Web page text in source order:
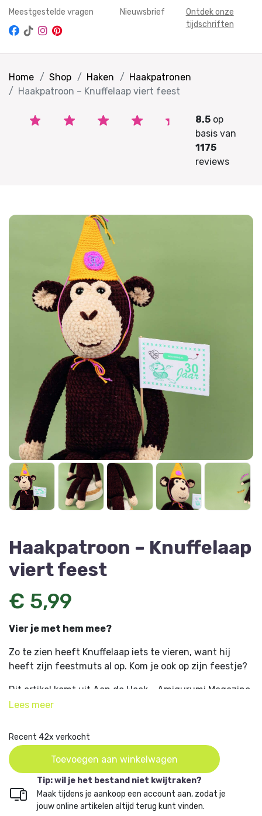
Meestgestelde vragen Nieuwsbrief
Ontdek onze
tijdschriften
Home Shop Haken
Haakpatronen
Haakpatroon – Knuffelaap viert feest
8.5op
basis van
1175
reviews
Haakpatroon – Knuffelaap
viert feest
€ 5,99
Vier je met hem mee?
Zo te zien heeft Knuffelaap iets te vieren, want hij
heeft zijn feestmuts al op. Kom je ook op zijn feestje?
Dit artikel komt uit Aan de Haak - Amigurumi Magazine
18 en is ontworpen door
Lees meer
Recent 42x verkocht
Toevoegen aan winkelwagen
Tip: wil je het bestand niet kwijtraken?
Maak tijdens je aankoop een account aan, zodat je
jouw online artikelen altijd terug kunt vinden.